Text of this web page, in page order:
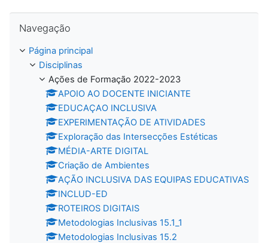
Navegação
Página principal
Disciplinas
Ações de Formação 2022-2023
APOIO AO DOCENTE INICIANTE
EDUCAÇAO INCLUSIVA
EXPERIMENTAÇÃO DE ATIVIDADES
Exploração das Intersecções Estéticas
MÉDIA-ARTE DIGITAL
Criação de Ambientes
AÇÃO INCLUSIVA DAS EQUIPAS EDUCATIVAS
INCLUD-ED
ROTEIROS DIGITAIS
Metodologias Inclusivas 15.1_1
Metodologias Inclusivas 15.2